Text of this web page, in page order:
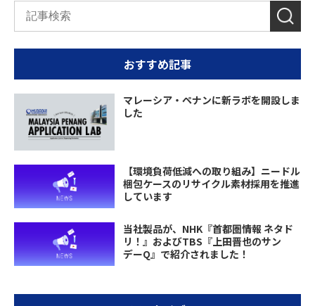
おすすめ記事
マレーシア・ペナンに新ラボを開設しま
した
【環境負荷低減への取り組み】ニードル
梱包ケースのリサイクル素材採用を推進
しています
当社製品が、NHK『首都圏情報 ネタド
リ！』およびTBS『上田晋也のサン
デーQ』で紹介されました！